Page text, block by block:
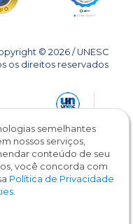
© 2026 / UNESC
os direitos reservados
semelhantes
nossos serviços,
conteúdo de seu
você concorda com
Política de Privacidade
.